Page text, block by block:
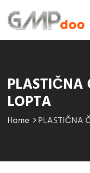
LOPTA
Home PLASTIČNA